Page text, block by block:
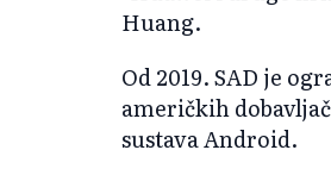
Huang.
Od 2019. SAD je
američkih
sustava Android.